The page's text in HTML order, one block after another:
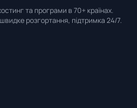
та програми в 70+ країнах.
розгортання, підтримка 24/7.